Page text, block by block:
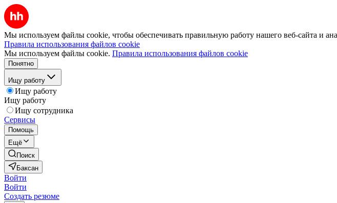
Мы используем файлы cookie, чтобы обеспечивать правильную работу нашего веб-сайта и
Правила использования файлов cookie
Мы используем файлы cookie. Правила использования файлов cookie
Понятно
Ищу работу
Ищу работу
Ищу работу
Ищу сотрудника
Сервисы
Помощь
Ещё
Поиск
Баксан
Войти
Войти
Создать резюме